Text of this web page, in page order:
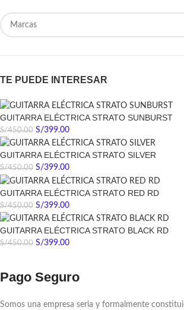
TE PUEDE INTERESAR
GUITARRA ELÉCTRICA STRATO SUNBURST
S/450.00 S/399.00
GUITARRA ELÉCTRICA STRATO SILVER
S/450.00 S/399.00
GUITARRA ELÉCTRICA STRATO RED RD
S/450.00 S/399.00
GUITARRA ELÉCTRICA STRATO BLACK RD
S/450.00 S/399.00
Pago Seguro
Somos una empresa seria y formalmente